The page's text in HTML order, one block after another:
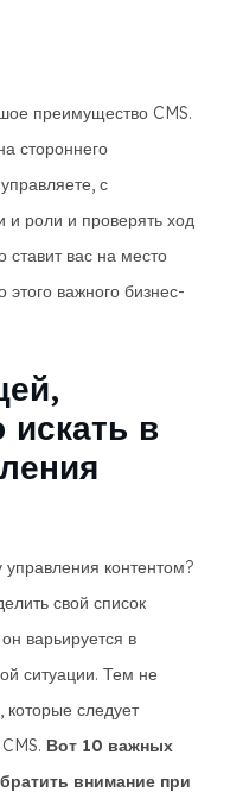
преимущество CMS.
стороннего
с
и роли и проверять ход
вас на место
этого важного бизнес-
в
контентом?
свой список
варьируется в
ситуации. Тем не
которые следует
Вот 10 важных
внимание при